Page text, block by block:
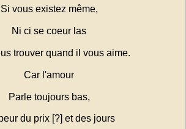
Si vous existez même,
Ni ci se coeur las
trouver quand il vous aime.
Car l'amour
Parle toujours bas,
peur du prix [?] et des jours